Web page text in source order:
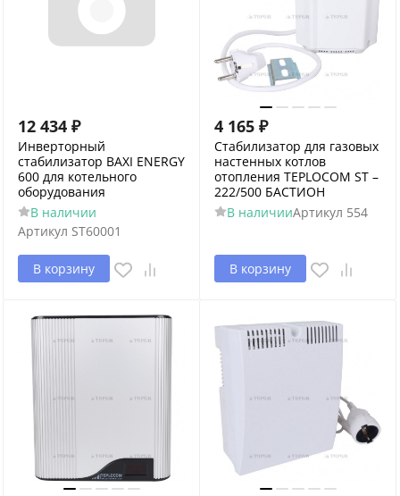
12 434 ₽
Инверторный
стабилизатор BAXI ENERGY
600 для котельного
оборудования
В наличии
Артикул ST60001
В корзину
4 165 ₽
Стабилизатор для газовых
настенных котлов
отопления TEPLOCOM ST –
222/500 БАСТИОН
В наличииАртикул 554
В корзину